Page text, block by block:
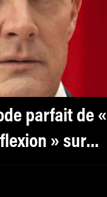
parfait de «
» sur